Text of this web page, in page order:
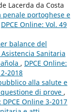
Lacerda da Costa
penale portoghese e
DPCE Online: Vol. 49
balance del
Sanitaria
, DPCE Online:
2018
alla salute e
di prove ,
Online 3-2017